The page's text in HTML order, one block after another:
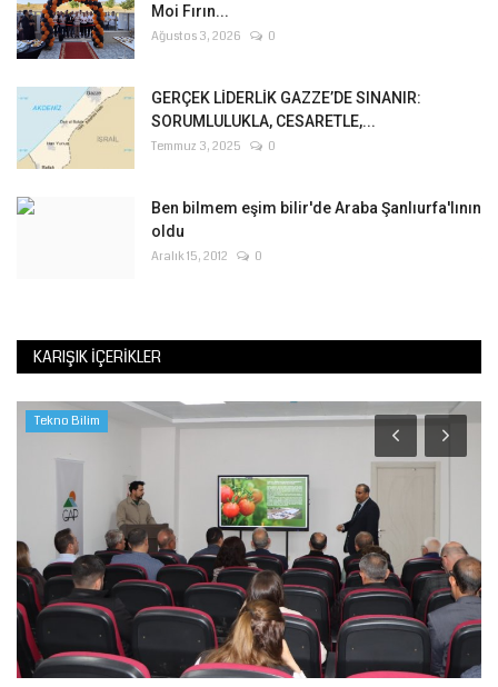
Moi Fırın...
Ağustos 3, 2026 0
GERÇEK LİDERLİK GAZZE’DE SINANIR:
SORUMLULUKLA, CESARETLE,...
Temmuz 3, 2025 0
Ben bilmem eşim bilir'de Araba Şanlıurfa'lının
oldu
Aralık 15, 2012 0
KARIŞIK İÇERIKLER
Tekno Bilim